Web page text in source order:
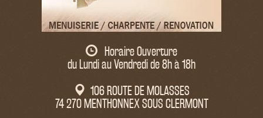
Horaire Ouverture
du Lundi au Vendredi de 8h à 18h
106 ROUTE DE MOLASSES
74 270 MENTHONNEX SOUS CLERMONT